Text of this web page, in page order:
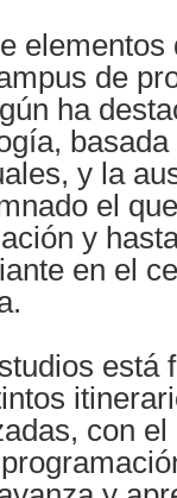
de
ha
y la
el
y
en el
está
con el